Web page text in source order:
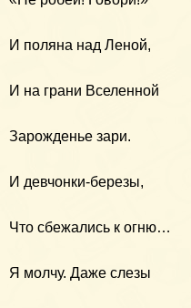
И поляна над Леной,
И на грани Вселенной
Зарожденье зари.
И девчонки-березы,
Что сбежались к огню…
Я молчу. Даже слезы